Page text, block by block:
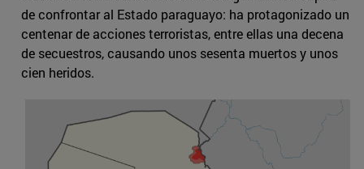
de confrontar al Estado paraguayo: ha protagonizado un
centenar de acciones terroristas, entre ellas una decena
de secuestros, causando unos sesenta muertos y unos
cien heridos.